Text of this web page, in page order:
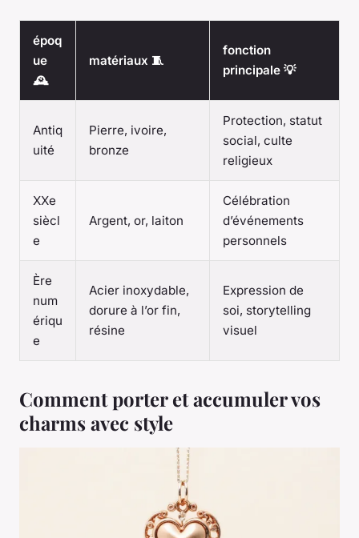
époq
ue
🕰️
matériaux 🧵
fonction
principale 💡
Antiq
uité
Pierre, ivoire,
bronze
Protection, statut
social, culte
religieux
XXe
siècl
e
Argent, or, laiton
Célébration
d’événements
personnels
Ère
num
ériqu
e
Acier inoxydable,
dorure à l’or fin,
résine
Expression de
soi, storytelling
visuel
Comment porter et accumuler vos
charms avec style